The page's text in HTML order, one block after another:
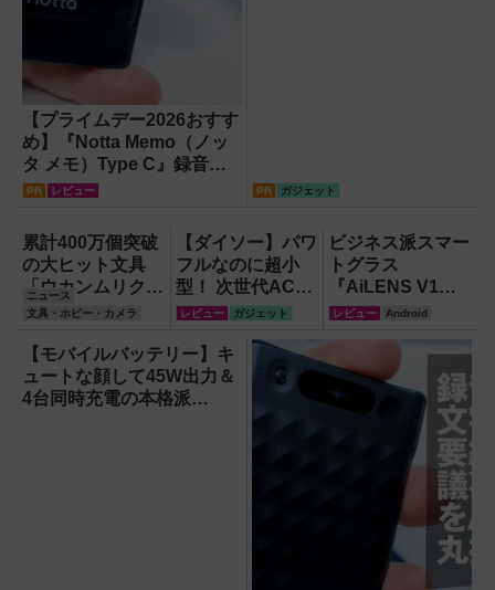
【プライムデー2026おすす
め】『Notta Memo（ノッ
タ メモ）Type C』録音か
らAI自動文字起こし・翻
スレコーダー！【議事録作
成】
PR レビュー PR ガジェット
累計400万個突破
の大ヒット文具
「ウカンムリクリ
ップ」にPRO版
が登場！
ニュース
文具・ホビー・カメラ
【ダイソー】パワ
フルなのに超小
型！ 次世代ACア
ダプター『GaN
USB充電器』が
すごすぎる！
レビュー ガジェット
ビジネス派スマー
トグラス
『AiLENS V1』
を体験:プレゼ
ン、会議、リアル
タイム翻訳に使え
て8万円台！
レビュー Android
【モバイルバッテリー】キ
ュートな顔して45W出力＆
4台同時充電の本格派